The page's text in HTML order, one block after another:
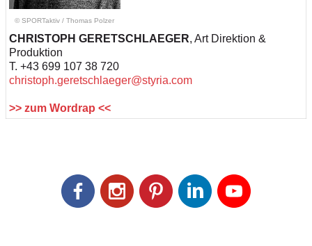
© SPORTaktiv / Thomas Polzer
CHRISTOPH GERETSCHLAEGER, Art Direktion &
Produktion
T. +43 699 107 38 720
christoph.geretschlaeger@styria.com
>> zum Wordrap <<